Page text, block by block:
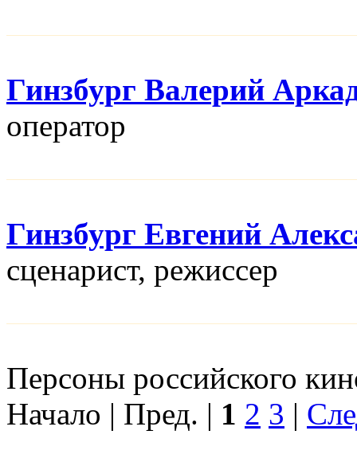
Гинзбург Валерий
оператор
Гинзбург Евгений
сценарист, режисcер
Персоны российского
Начало | Пред. | 1 2 3 |